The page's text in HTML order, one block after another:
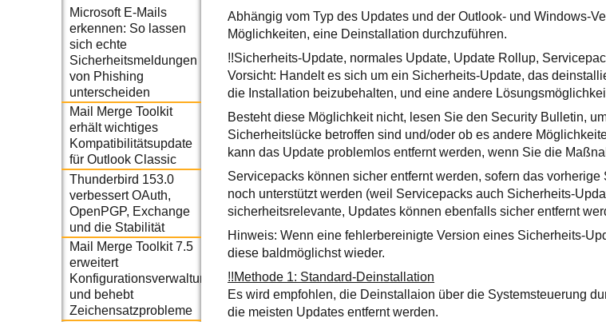
Microsoft E-Mails
erkennen: So lassen
sich echte
Sicherheitsmeldungen
von Phishing
unterscheiden
Mail Merge Toolkit
erhält wichtiges
Kompatibilitätsupdate
für Outlook Classic
Thunderbird 153.0
verbessert OAuth,
OpenPGP, Exchange
und die Stabilität
Mail Merge Toolkit 7.5
erweitert
Konfigurationsverwaltung
und behebt
Zeichensatzprobleme
Abhängig vom Typ des Updates und der Outlook- und Windows-
Möglichkeiten, eine Deinstallation durchzuführen.
!!Sicherheits-Update, normales Update, Update Rollup,
Vorsicht: Handelt es sich um ein Sicherheits-Update, das
die Installation beizubehalten, und eine andere
Besteht diese Möglichkeit nicht, lesen Sie den Security Bulletin,
Sicherheitslücke betroffen sind und/oder ob es andere
kann das Update problemlos entfernt werden, wenn Sie die
Servicepacks können sicher entfernt werden, sofern das
noch unterstützt werden (weil Servicepacks auch Sicherheits-
sicherheitsrelevante, Updates können ebenfalls sicher entfernt
Hinweis: Wenn eine fehlerbereinigte Version eines Sicherheits-
diese baldmöglichst wieder.
!!Methode 1: Standard-Deinstallation
Es wird empfohlen, die Deinstallaion über die Systemsteuerung
die meisten Updates entfernt werden.